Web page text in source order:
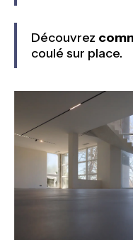
Découvrez
coulé sur place.